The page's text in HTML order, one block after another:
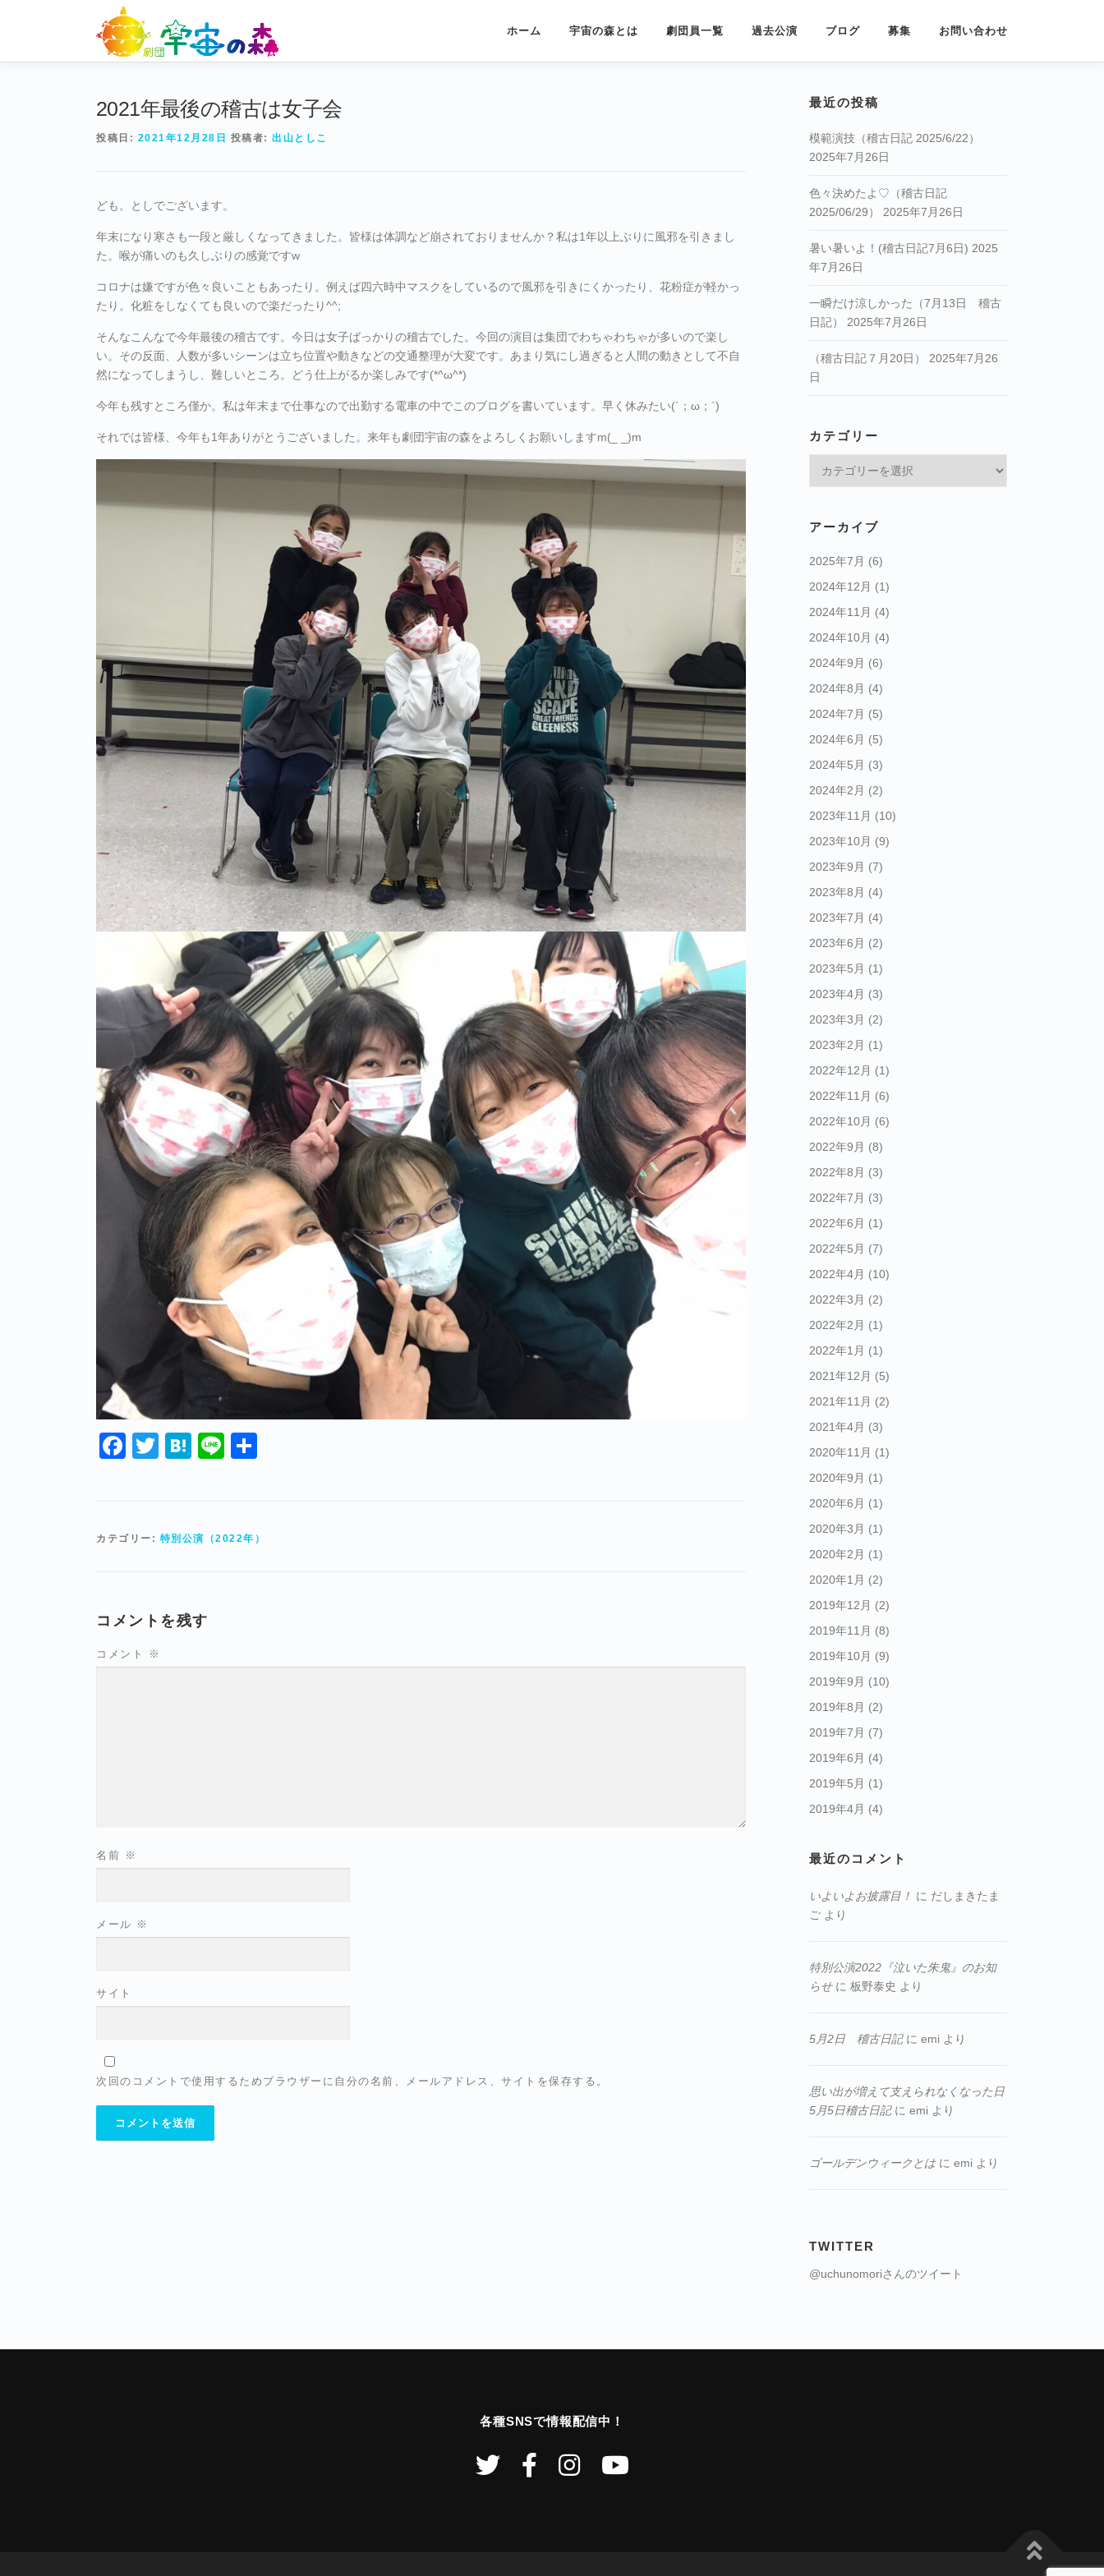
ン
ホーム 宇宙の森とは 劇団員一覧 過去公演 ブログ 募集 お問い合わせ
2021年最後の稽古は女子会
投稿日: 2021年12月28日 投稿者: 出山としこ
ども。としでございます。
年末になり寒さも一段と厳しくなってきました。皆様は体調など崩されておりませんか？私は1年以上ぶりに風邪を引きまし
た。喉が痛いのも久しぶりの感覚ですw
コロナは嫌ですが色々良いこともあったり。例えば四六時中マスクをしているので風邪を引きにくかったり、花粉症が軽かっ
たり。化粧をしなくても良いので楽だったり^^;
そんなこんなで今年最後の稽古です。今日は女子ばっかりの稽古でした。今回の演目は集団でわちゃわちゃが多いので楽し
い。その反面、人数が多いシーンは立ち位置や動きなどの交通整理が大変です。あまり気にし過ぎると人間の動きとして不自
然になってしまうし、難しいところ。どう仕上がるか楽しみです(*^ω^*)
今年も残すところ僅か。私は年末まで仕事なので出勤する電車の中でこのブログを書いています。早く休みたい(´；ω；`)
それでは皆様、今年も1年ありがとうございました。来年も劇団宇宙の森をよろしくお願いしますm(_ _)m
Facebook
TwitterHatena
Line
カテゴリー: 特別公演（2022年）
コメントを残す
コメント ※
名前 ※
メール ※
サイト
次回のコメントで使用するためブラウザーに自分の名前、メールアドレス、サイトを保存する。
最近の投稿
模範演技（稽古日記 2025/6/22）
2025年7月26日
色々決めたよ♡（稽古日記
2025/06/29）
2025年7月26日
暑い暑いよ！(稽古日記7月6日) 2025
年7月26日
一瞬だけ涼しかった（7月13日 稽古
日記）
2025年7月26日
（稽古日記７月20日）
2025年7月26
日
カテゴリー
アーカイブ
2025年7月 (6)
2024年12月 (1)
2024年11月 (4)
2024年10月 (4)
2024年9月 (6)
2024年8月 (4)
2024年7月 (5)
2024年6月 (5)
2024年5月 (3)
2024年2月 (2)
2023年11月 (10)
2023年10月 (9)
2023年9月 (7)
2023年8月 (4)
2023年7月 (4)
2023年6月 (2)
2023年5月 (1)
2023年4月 (3)
2023年3月 (2)
2023年2月 (1)
2022年12月 (1)
2022年11月 (6)
2022年10月 (6)
2022年9月 (8)
2022年8月 (3)
2022年7月 (3)
2022年6月 (1)
2022年5月 (7)
2022年4月 (10)
2022年3月 (2)
2022年2月 (1)
2022年1月 (1)
2021年12月 (5)
2021年11月 (2)
2021年4月 (3)
2020年11月 (1)
2020年9月 (1)
2020年6月 (1)
2020年3月 (1)
2020年2月 (1)
2020年1月 (2)
2019年12月 (2)
2019年11月 (8)
2019年10月 (9)
2019年9月 (10)
2019年8月 (2)
2019年7月 (7)
2019年6月 (4)
2019年5月 (1)
2019年4月 (4)
最近のコメント
いよいよお披露目！ に だしまきたま
ご より
特別公演2022『泣いた朱鬼』のお知
らせに 板野泰史 より
5月2日 稽古日記に emi より
思い出が増えて支えられなくなった日
5月5日稽古日記に emi より
ゴールデンウィークとはに emi より
TWITTER
@uchunomoriさんのツイート
各種SNSで情報配信中！